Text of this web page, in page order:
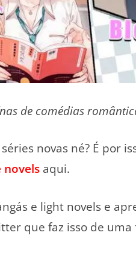
de comédias
novas né? É por
novels aqui.
e light novels e
que faz isso de